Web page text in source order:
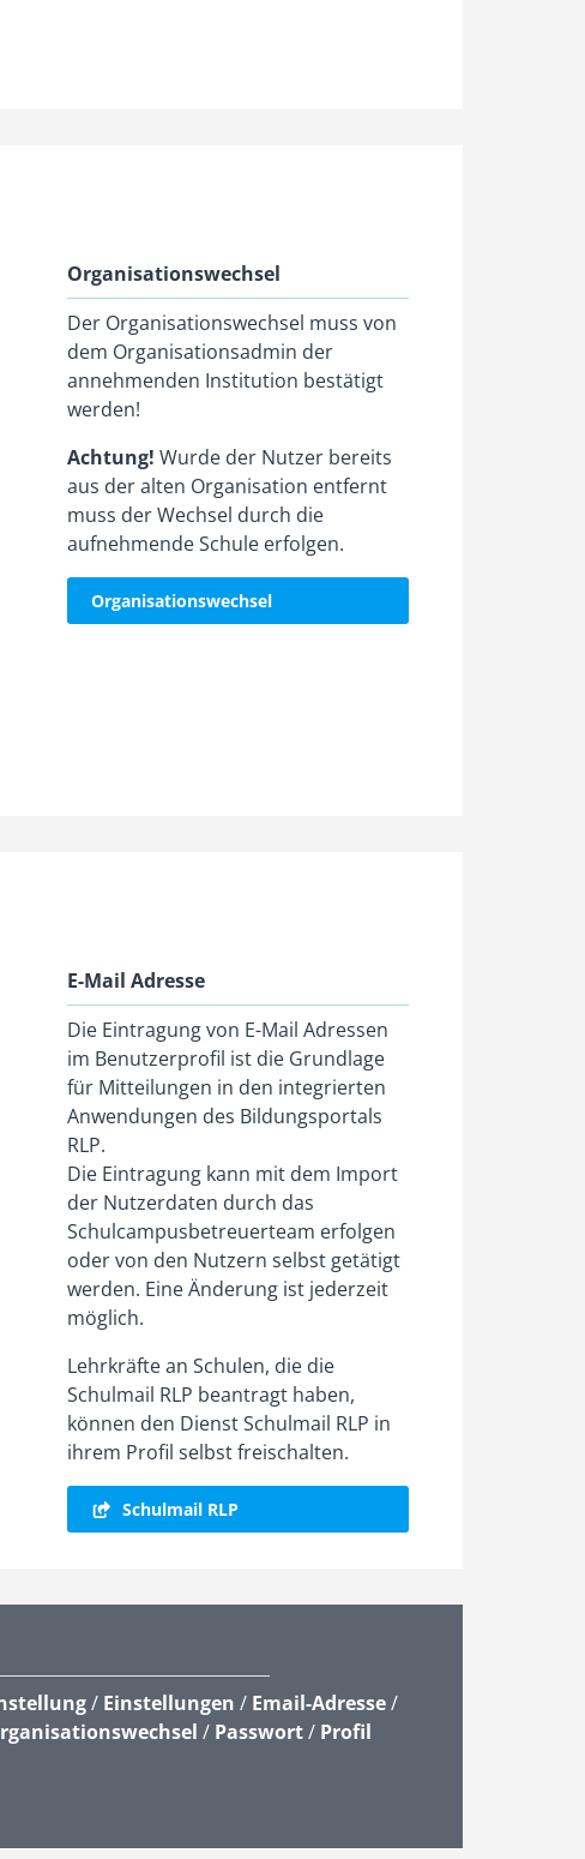
Organisationswechsel
Der Organisationswechsel muss von
dem Organisationsadmin der
annehmenden Institution bestätigt
werden!
Achtung! Wurde der Nutzer bereits
aus der alten Organisation entfernt
muss der Wechsel durch die
aufnehmende Schule erfolgen.
Organisationswechsel
E-Mail Adresse
Die Eintragung von E-Mail Adressen
im Benutzerprofil ist die Grundlage
für Mitteilungen in den integrierten
Anwendungen des Bildungsportals
RLP.
Die Eintragung kann mit dem Import
der Nutzerdaten durch das
Schulcampusbetreuerteam erfolgen
oder von den Nutzern selbst getätigt
werden. Eine Änderung ist jederzeit
möglich.
Lehrkräfte an Schulen, die die
Schulmail RLP beantragt haben,
können den Dienst Schulmail RLP in
ihrem Profil selbst freischalten.
Schulmail RLP
/ Einstellungen / Email-Adresse/
/ Passwort/ Profil